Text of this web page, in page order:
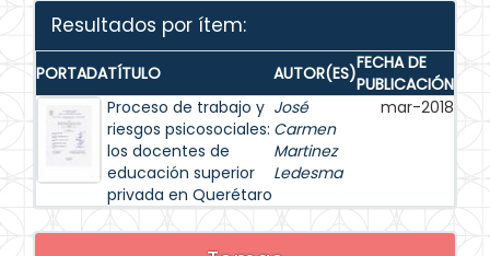
Resultados por ítem:
PORTADATÍTULO AUTOR(ES)FECHA DE
PUBLICACIÓN
Proceso de trabajo y
riesgos psicosociales:
los docentes de
educación superior
privada en Querétaro
José
Carmen
Martinez
Ledesma
mar-2018